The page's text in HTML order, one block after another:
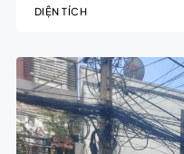
DIỆN TÍCH